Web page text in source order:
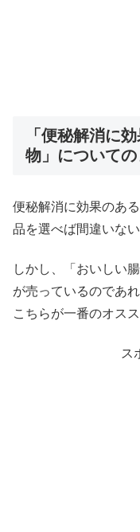
「便秘解消に
物」について
便秘解消に効果のあ
品を選べば間違いない
しかし、「おいしい
が売っているのであれ
こちらが一番のオス
ス